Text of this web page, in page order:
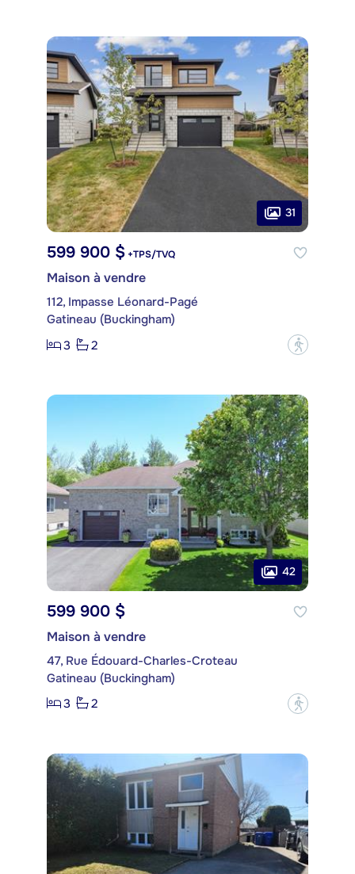
31
599 900 $ +TPS/TVQ
Maison à vendre
112, Impasse Léonard-Pagé
Gatineau (Buckingham)
3
2 ?
42
599 900 $
Maison à vendre
47, Rue Édouard-Charles-Croteau
Gatineau (Buckingham)
3
2 ?